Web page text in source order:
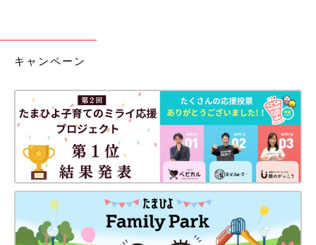
よね。ただでさえ育児や家事は大変なのに、肩
がこってしまうと余計に疲れてしまいます。毎
日をもっと快適に過ごせように、自分で肩こり
解消してみませんか？今回は、肩こり解消にな
るストレッチについて、パーソナルトレーナー
の倉田明菜さんに紹介いただきました。
今回、教えてもらったストレッチは、どれも特別な準備はいら
ず、数分でできるものばかり。痛みのある部位のストレッチを、
赤ちゃんのお昼寝中など、ちょっとした空き時間にやってみてく
ださいね。
『初めてのひよこクラブ』2022年秋号には、低月齢赤ちゃんの
ママ・パパ向けにお世話のしかたをわかりやすく写真つきで解説
キャンペーン